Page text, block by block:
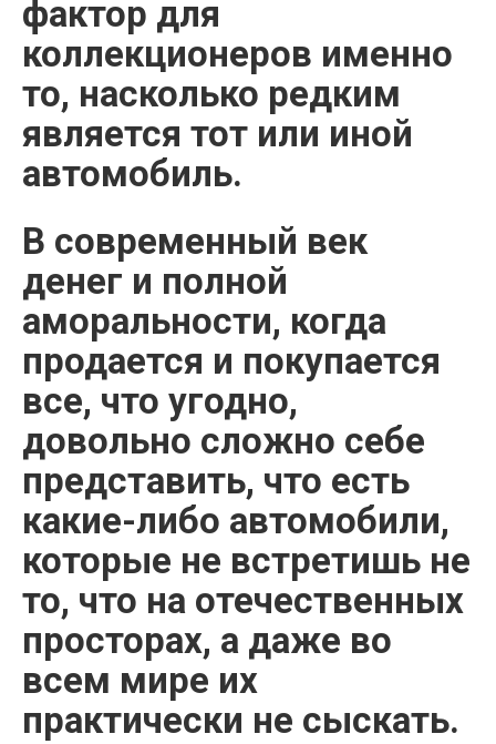
фактор для
коллекционеров именно
то, насколько редким
является тот или иной
автомобиль.
В современный век
денег и полной
аморальности, когда
продается и покупается
все, что угодно,
довольно сложно себе
представить, что есть
какие-либо автомобили,
которые не встретишь не
то, что на отечественных
просторах, а даже во
всем мире их
практически не сыскать.